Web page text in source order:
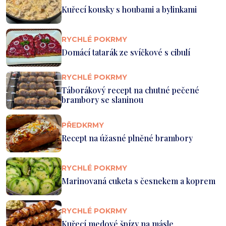
Kuřecí kousky s houbami a bylinkami
RYCHLÉ POKRMY
Domácí tatarák ze svíčkové s cibulí
RYCHLÉ POKRMY
Táborákový recept na chutné pečené
brambory se slaninou
PŘEDKRMY
Recept na úžasné plněné brambory
RYCHLÉ POKRMY
Marinovaná cuketa s česnekem a koprem
RYCHLÉ POKRMY
Kuřecí medové špízy na másle